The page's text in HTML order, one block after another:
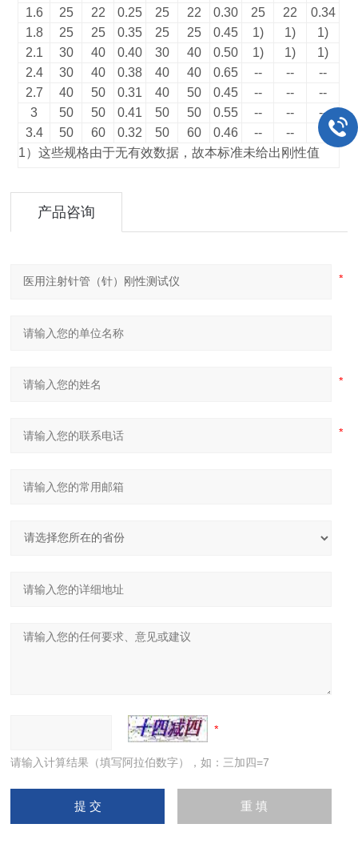
1.6
25 22 0.25 25 22 0.30 25 22
0.34
1.8
25 25 0.35 25 25 0.45 1) 1)
1)
2.1
30 40 0.40 30 40 0.50 1) 1)
1)
2.4
30 40 0.38 40 40 0.65 -- --
--
2.7
40 50 0.31 40 50 0.45 -- --
--
3
50 50 0.41 50 50 0.55 -- --
--
3.4
50 60 0.32 50 60 0.46 -- --
--
1）这些规格由于无有效数据，故本标准未给出刚性值
产品咨询
请输入计算结果（填写阿拉伯数字），如：三加四=7